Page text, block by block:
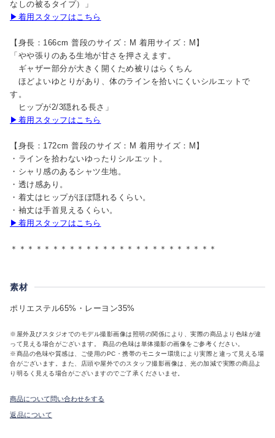
なしの被るタイプ）」
▶着用スタッフはこちら
【身長：166cm 普段のサイズ：M 着用サイズ：M】
「やや張りのある生地が甘さを押さえます。
ギャザー部分が大きく開くため被りはらくちん
ほどよいゆとりがあり、体のラインを拾いにくいシルエットで
す。
ヒップが2/3隠れる長さ」
▶着用スタッフはこちら
【身長：172cm 普段のサイズ：M 着用サイズ：M】
・ラインを拾わないゆったりシルエット。
・シャリ感のあるシャツ生地。
・透け感あり。
・着丈はヒップがほぼ隠れるくらい。
・袖丈は手首見えるくらい。
▶着用スタッフはこちら
＊＊＊＊＊＊＊＊＊＊＊＊＊＊＊＊＊＊＊＊＊＊＊＊＊
素材
ポリエステル65%・レーヨン35%
※屋外及びスタジオでのモデル撮影画像は照明の関係により、実際の商品より色味が違
って見える場合がございます。 商品の色味は単体撮影の画像をご参考ください。
※商品の色味や質感は、ご使用のPC・携帯のモニター環境により実際と違って見える場
合がございます。また、店頭や屋外でのスタッフ撮影画像は、光の加減で実際の商品よ
り明るく見える場合がございますのでご了承くださいませ。
商品について問い合わせをする
返品について